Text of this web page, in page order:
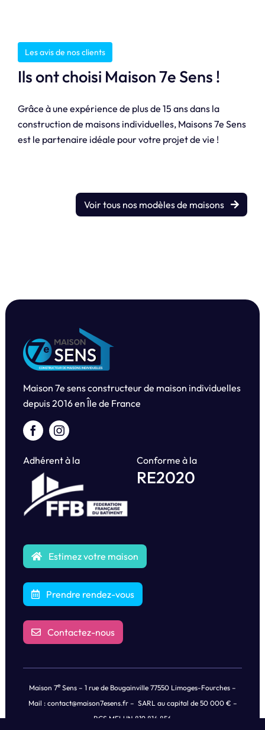
Les avis de nos clients
Ils ont choisi Maison 7e Sens !
Grâce à une expérience de plus de 15 ans dans la
construction de maisons individuelles, Maisons 7e Sens
est le partenaire idéale pour votre projet de vie !
Voir tous nos modèles de maisons
Maison 7e sens constructeur de maison individuelles
depuis2016 en Île de France
Adhérent à la Conforme à la
RE2020
Estimez votre maison
Prendre rendez-vous
Contactez-nous
Maison 7e Sens – 1 rue de Bougainville 77550 Limoges-Fourches –
Mail : contact@maison7esens.fr– SARL au capital de 50 000 € –
RCS MELUN 819 814 856